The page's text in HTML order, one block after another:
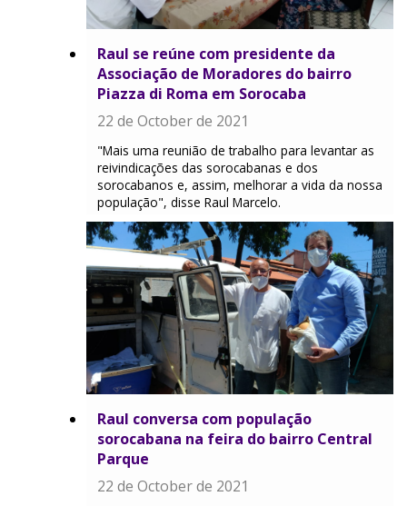
Raul se reúne com presidente da
Associação de Moradores do bairro
Piazza di Roma em Sorocaba
22 de October de 2021
"Mais uma reunião de trabalho para levantar as
reivindicações das sorocabanas e dos
sorocabanos e, assim, melhorar a vida da nossa
população", disse Raul Marcelo.
Raul conversa com população
sorocabana na feira do bairro Central
Parque
22 de October de 2021